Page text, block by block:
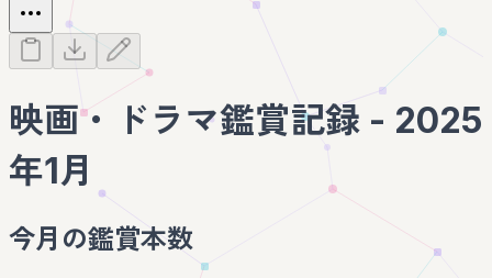
映画・ドラマ鑑賞記録 - 2025
年1月
今月の鑑賞本数